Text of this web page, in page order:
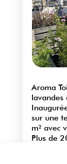
Aroma
lavandes
sur une
m² avec
Plus de